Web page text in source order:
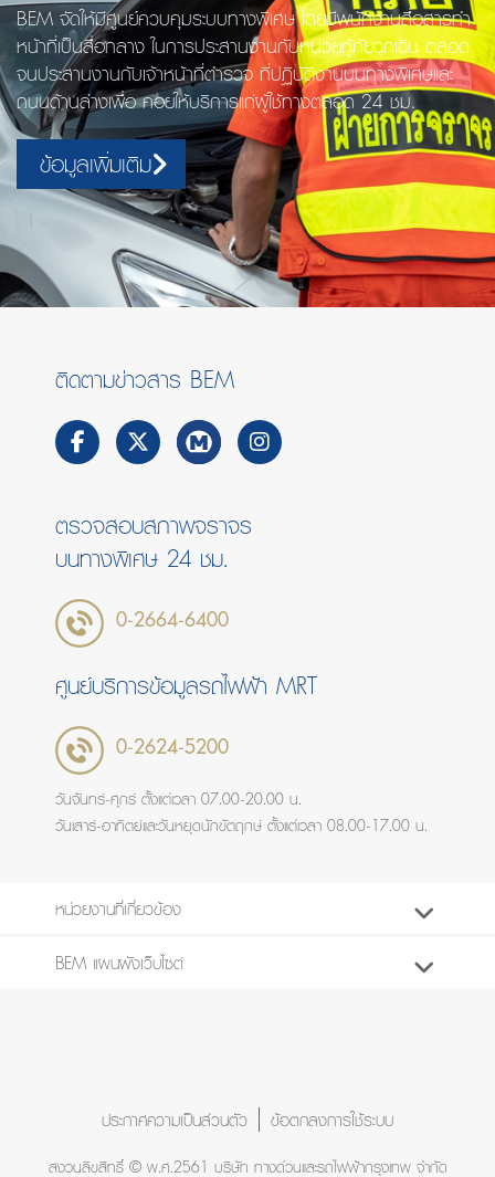
BEM จัดให้มีศูนย์ควบคุมระบบทางพิเศษ โดยมีพนักงานสื่อสารทำ
หน้าที่เป็นสื่อกลาง ในการประสานงานกับหน่วยกู้ภัยฉุกเฉิน ตลอด
จนประสานงานกับเจ้าหน้าที่ตำรวจ ที่ปฏิบัติงานบนทางพิเศษและ
ถนนด้านล่างเพื่อ คอยให้บริการแก่ผู้ใช้ทางตลอด 24 ชม.
ข้อมูลเพิ่มเติม
ติดตามข่าวสาร BEM
ตรวจสอบสภาพจราจร
บนทางพิเศษ 24 ชม.
0-2664-6400
ศูนย์บริการข้อมูลรถไฟฟ้า MRT
0-2624-5200
วันจันทร์-ศุกร์ ตั้งแต่เวลา 07.00-20.00 น.
วันเสาร์-อาทิตย์และวันหยุดนักขัตฤกษ์ ตั้งแต่เวลา 08.00-17.00 น.
หน่วยงานที่เกี่ยวข้อง
BEM แผนผังเว็บไซต์
ประกาศความเป็นส่วนตัว ข้อตกลงการใช้ระบบ
สงวนลิขสิทธิ์ © พ.ศ.2561 บริษัท ทางด่วนและรถไฟฟ้ากรุงเทพ จำกัด